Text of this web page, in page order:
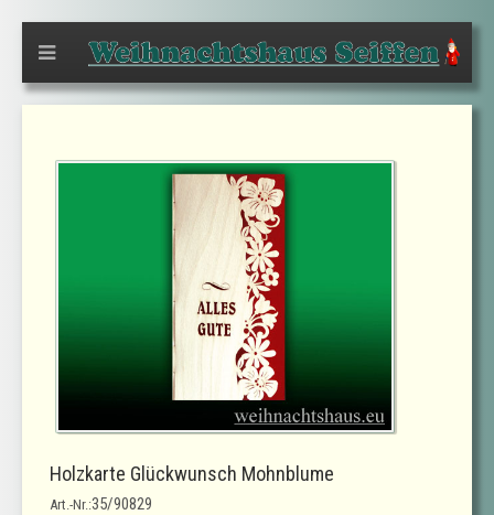
Holzkarte Glückwunsch Mohnblume
Art.-Nr.:35/90829